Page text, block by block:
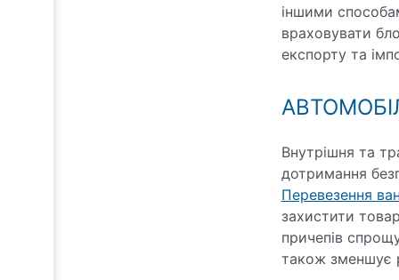
іншими
враховувати
експорту та
Внутрішня та
дотримання
Перевезення
захистити
причепів
також зменшує